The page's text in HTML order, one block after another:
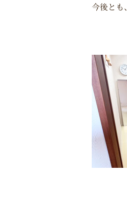
今後とも、